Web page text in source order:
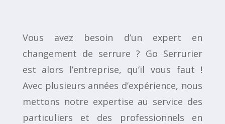
Vous avez besoin d’un expert en
changement de serrure ? Go Serrurier
est alors l’entreprise, qu’il vous faut !
Avec plusieurs années d’expérience, nous
mettons notre expertise au service des
particuliers et des professionnels en